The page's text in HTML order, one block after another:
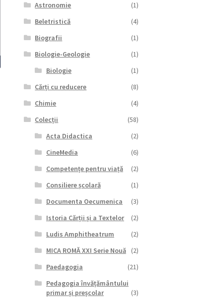
Astronomie
(1)
Beletristică
(4)
Biografii
(1)
Biologie-Geologie
(1)
Biologie
(1)
Cărți cu reducere
(8)
Chimie
(4)
Colecții
(58)
Acta Didactica
(2)
CineMedia
(6)
Competențe pentru viață
(2)
Consiliere școlară
(1)
Documenta Oecumenica
(3)
Istoria Cărții și a Textelor
(2)
Ludis Amphitheatrum
(2)
MICA ROMĂ XXI Serie Nouă
(2)
Paedagogia
(21)
Pedagogia învățământului
primar și preșcolar
(3)